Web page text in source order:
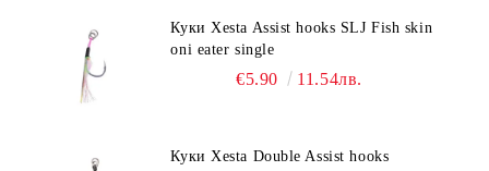
Куки Xesta Assist hooks SLJ Fish skin
oni eater single
€5.90 11.54лв.
Куки Xesta Double Assist hooks